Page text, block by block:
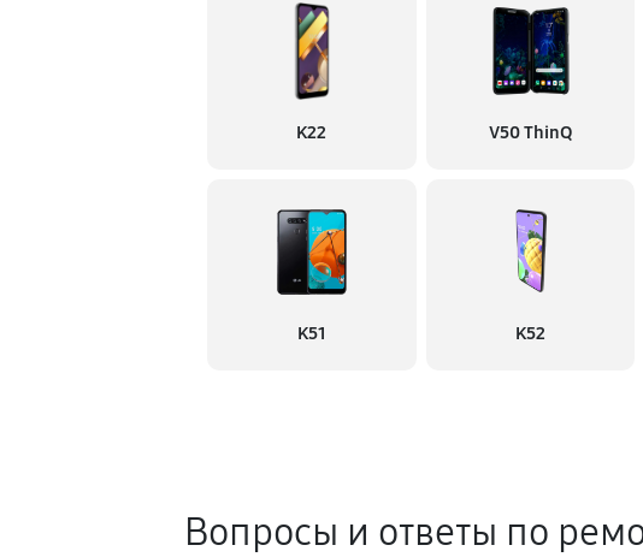
K22 V50 ThinQ
K51 K52
Вопросы и ответы по